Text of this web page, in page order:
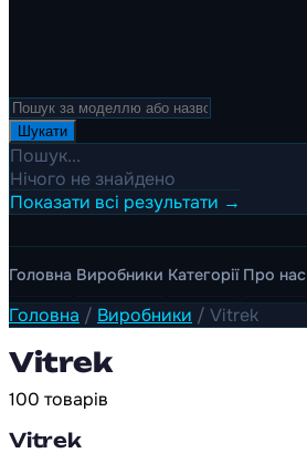
Шукати
Пошук...
Нічого не знайдено
Показати всі результати →
Головна Виробники Категорії Про нас
Головна / Виробники / Vitrek
Vitrek
100 товарів
Vitrek